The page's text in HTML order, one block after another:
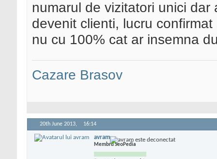
numarul de vizitatori unici
devenit clienti, lucru
nu cu 100% cat ar insemna
Cazare Brasov
20th June 2013, 16:14
avram
Membru SeoPedia